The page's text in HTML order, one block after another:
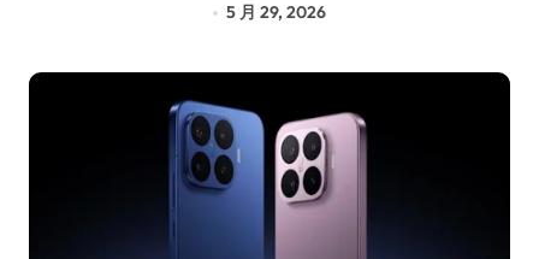
5 月 29, 2026